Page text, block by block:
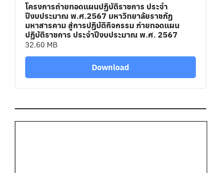
โครงการถ่ายทอดแผนปฏิบัติราชการ ประจำ
ปีงบประมาณ พ.ศ.2567 มหาวิทยาลัยราชภัฏ
มหาสารคาม สู่การปฏิบัติกิจกรรม ภ่ายทอดแผน
ปฏิบัติราชการ ประจำปีงบประมาณ พ.ศ. 2567
32.60 MB
Download